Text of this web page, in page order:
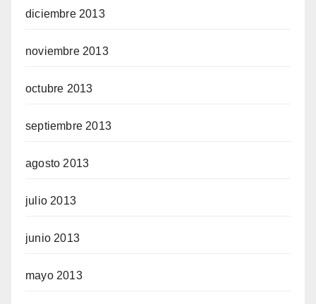
diciembre 2013
noviembre 2013
octubre 2013
septiembre 2013
agosto 2013
julio 2013
junio 2013
mayo 2013